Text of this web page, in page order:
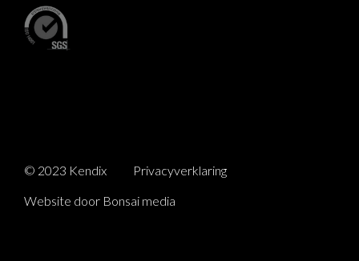
© 2023 Kendix
Privacyverklaring
Website door Bonsai media